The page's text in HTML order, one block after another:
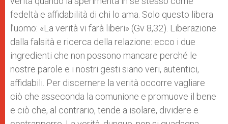
fedeltà e affidabilità di chi lo ama. Solo questo libera
l’uomo: «La verità vi farà liberi» (Gv 8,32). Liberazione
dalla falsità e ricerca della relazione: ecco i due
ingredienti che non possono mancare perché le
nostre parole e i nostri gesti siano veri, autentici,
affidabili. Per discernere la verità occorre vagliare
ciò che asseconda la comunione e promuove il bene
e ciò che, al contrario, tende a isolare, dividere e